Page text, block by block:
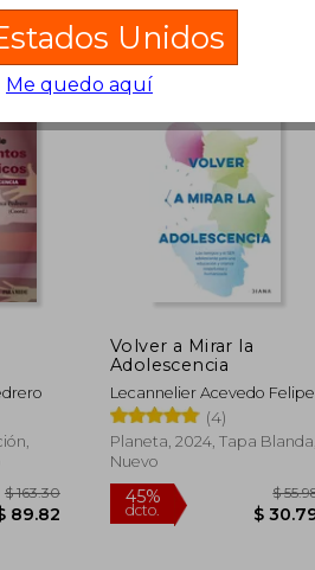
45%
dcto.
Volver a Mirar la
Adolescencia
Lecannelier Acevedo Felipe
(4)
Planeta, 2024, Tapa Blanda,
Nuevo
Unidos
Me quedo aquí